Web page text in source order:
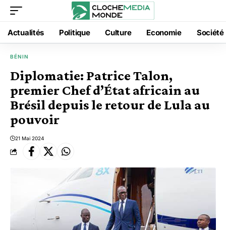
Actualités Politique Culture Economie Société
BÉNIN
Diplomatie: Patrice Talon,
premier Chef d’État africain au
Brésil depuis le retour de Lula au
pouvoir
21 Mai 2024